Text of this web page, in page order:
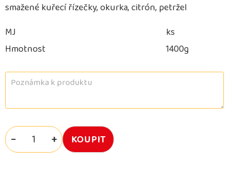
smažené kuřecí řízečky, okurka, citrón, petržel
MJ
ks
Hmotnost
1400g
− +